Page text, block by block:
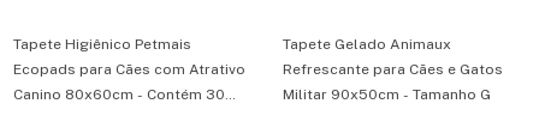
Tapete Higiênico Petmais
Ecopads para Cães com Atrativo
Canino 80x60cm - Contém 30
Tapete Gelado Animaux
Refrescante para Cães e Gatos
Militar 90x50cm - Tamanho G